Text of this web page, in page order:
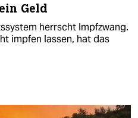
Geld
herrscht Impfzwang.
impfen lassen, hat das